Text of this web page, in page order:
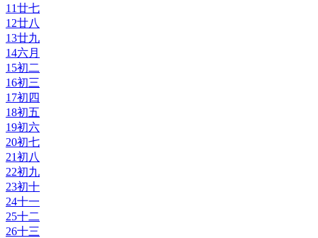
11廿七
12廿八
13廿九
14六月
15初二
16初三
17初四
18初五
19初六
20初七
21初八
22初九
23初十
24十一
25十二
26十三